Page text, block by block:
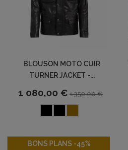
BLOUSON MOTO CUIR
TURNER JACKET -...
1 080,00 € 1 350,00 €
BONS PLANS -45%-45%